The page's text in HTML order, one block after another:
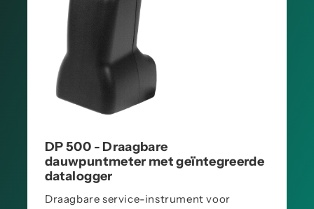
DP 500 - Draagbare
dauwpuntmeter met geïntegreerde
datalogger
Draagbare service-instrument voor